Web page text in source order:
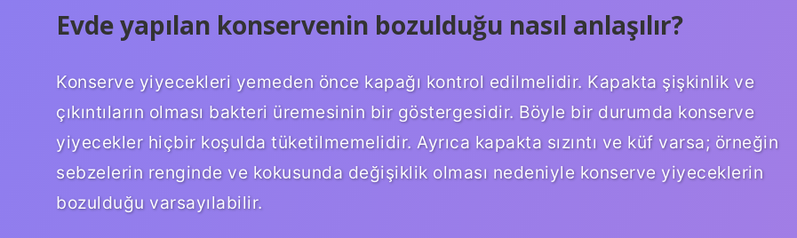
Evde yapılan konservenin bozulduğu nasıl anlaşılır?
Konserve yiyecekleri yemeden önce kapağı kontrol edilmelidir. Kapakta şişkinlik ve
çıkıntıların olması bakteri üremesinin bir göstergesidir. Böyle bir durumda konserve
yiyecekler hiçbir koşulda tüketilmemelidir. Ayrıca kapakta sızıntı ve küf varsa; örneğin
sebzelerin renginde ve kokusunda değişiklik olması nedeniyle konserve yiyeceklerin
bozulduğu varsayılabilir.